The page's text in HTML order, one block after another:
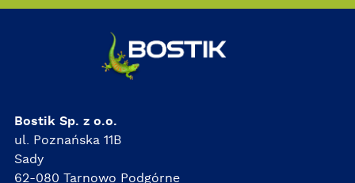
Bostik Sp. z o.o.
ul. Poznańska 11B
Sady
62-080 Tarnowo Podgórne